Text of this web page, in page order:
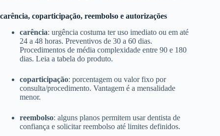
carência, coparticipação, reembolso e autorizações
carência: urgência costuma ter uso imediato ou em até
24 a 48 horas. Preventivos de 30 a 60 dias.
Procedimentos de média complexidade entre 90 e 180
dias. Leia a tabela do produto.
coparticipação: porcentagem ou valor fixo por
consulta/procedimento. Vantagem é a mensalidade
menor.
reembolso: alguns planos permitem usar dentista de
confiança e solicitar reembolso até limites definidos.